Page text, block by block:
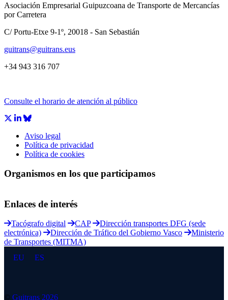
Asociación Empresarial Guipuzcoana de Transporte de Mercancías
por Carretera
C/ Portu-Etxe 9-1º, 20018 - San Sebastián
guitrans@guitrans.eus
+34 943 316 707
Consulte el horario de atención al público
Aviso legal
Política de privacidad
Política de cookies
Organismos en los que participamos
Enlaces de interés
Tacógrafo digital CAP
Dirección transportes DFG (sede
electrónica)
Dirección de Tráfico del Gobierno Vasco
Ministerio
de Transportes (MITMA)
EU
ES
© Guitrans 2026